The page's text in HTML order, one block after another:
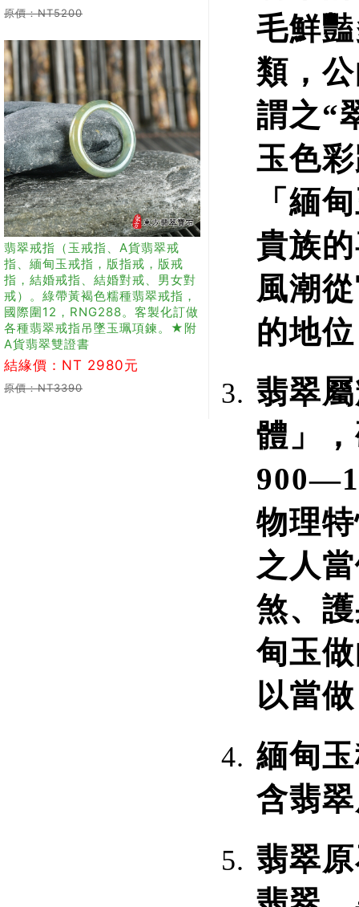
原價：NT5200
翡翠戒指（玉戒指、A貨翡翠戒
指、緬甸玉戒指，版指戒，版戒
指，結婚戒指、結婚對戒、男女對
戒）。綠帶黃褐色糯種翡翠戒指，
國際圍12，RNG288。客製化訂做
各種翡翠戒指吊墜玉珮項鍊。★附
A貨翡翠雙證書
結緣價：NT 2980元
原價：NT3390
毛鮮
類，
謂之“
玉色
「緬
貴族
風潮
的地
翡翠
體」
物理
之人
煞、
甸玉
以當
緬甸
含翡
翡翠